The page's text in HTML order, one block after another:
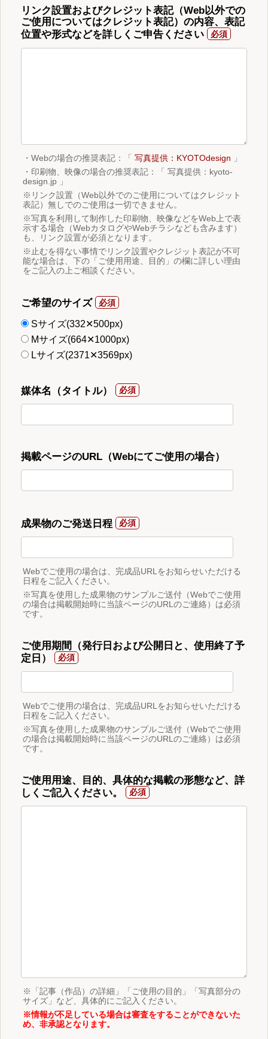
リンク設置およびクレジット表記（Web以外での
ご使用についてはクレジット表記）の内容、表記
位置や形式などを詳しくご申告ください
・Webの場合の推奨表記：「 写真提供：KYOTOdesign 」
・印刷物、映像の場合の推奨表記：「 写真提供：kyoto-
design.jp 」
※リンク設置（Web以外でのご使用についてはクレジット
表記）無しでのご使用は一切できません。
※写真を利用して制作した印刷物、映像などをWeb上で表
示する場合（WebカタログやWebチラシなども含みます）
も、リンク設置が必須となります。
※止むを得ない事情でリンク設置やクレジット表記が不可
能な場合は、下の「ご使用用途、目的」の欄に詳しい理由
をご記入の上ご相談ください。
ご希望のサイズ
Sサイズ(332✕500px)
Mサイズ(664✕1000px)
Lサイズ(2371✕3569px)
媒体名（タイトル）
掲載ページのURL（Webにてご使用の場合）
成果物のご発送日程
Webでご使用の場合は、完成品URLをお知らせいただける
日程をご記入ください。
※写真を使用した成果物のサンプルご送付（Webでご使用
の場合は掲載開始時に当該ページのURLのご連絡）は必須
です。
ご使用期間（発行日および公開日と、使用終了予
定日）
Webでご使用の場合は、完成品URLをお知らせいただける
日程をご記入ください。
※写真を使用した成果物のサンプルご送付（Webでご使用
の場合は掲載開始時に当該ページのURLのご連絡）は必須
です。
ご使用用途、目的、具体的な掲載の形態など、詳
しくご記入ください。
※「記事（作品）の詳細」「ご使用の目的」「写真部分の
サイズ」など、具体的にご記入ください。
※情報が不足している場合は審査をすることができないた
め、非承認となります。